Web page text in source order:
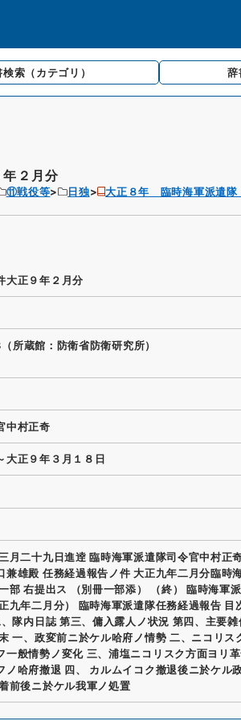
検索 （カテゴリ） 辞
２月分
⑪戦役等 日独 大正８年 臨時海軍派遣
大正９年２月分
所蔵館：防衛省防衛研究所）
中村正奇
大正９年３月１８日
月二十九日進逹 臨時海軍派遣隊司令官中村正
兼雄殿 任務経過報告ノ件 大正九年二月分臨時
部 右提出ス （別冊一部添） （終） 臨時海軍
九年二月分） 臨時海軍派遣隊任務経過報告 目
隊内日誌 第三、傭入露人ノ状況 第四、主要雑
一、政変前ニ於ケル哈府ノ情勢 二、ニコリス
一般情勢ノ変化 三、浦塩ニコリスク方面ヨリ
ノ哈府撤退 四、 カルムイコク撤退後ニ於ケル
前後ニ於ケル我軍ノ処置